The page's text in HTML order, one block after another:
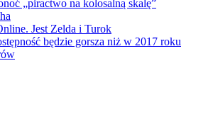
„piractwo na kolosalną skalę”
Jest Zelda i Turok
będzie gorsza niż w 2017 roku